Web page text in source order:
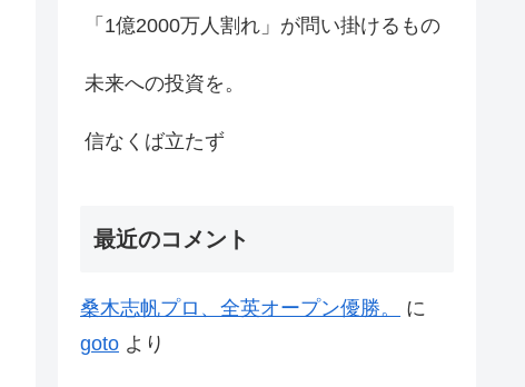
「1億2000万人割れ」が問い掛けるもの
未来への投資を。
信なくば立たず
最近のコメント
桑木志帆プロ、全英オープン優勝。
に
goto より